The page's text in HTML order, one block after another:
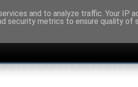
and to analyze traffic. Your IP
security metrics to ensure quality of